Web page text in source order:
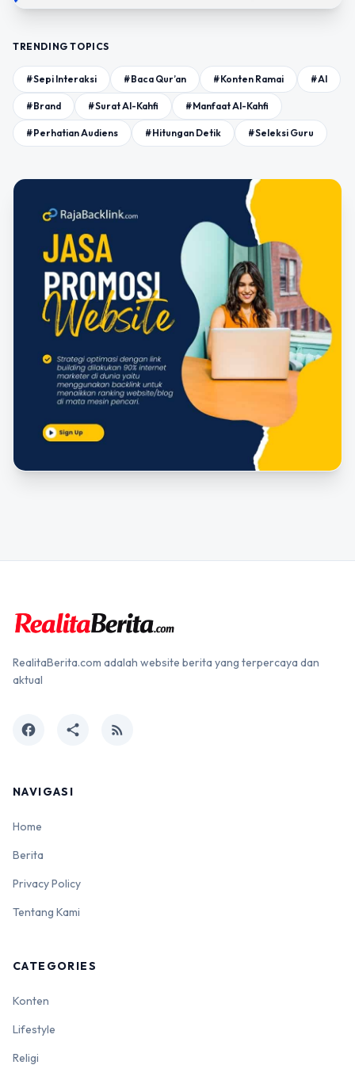
TRENDING TOPICS
#Sepi Interaksi #Baca Qur’an #Konten Ramai #AI
#Brand #Surat Al-Kahfi #Manfaat Al-Kahfi
#Perhatian Audiens #Hitungan Detik #Seleksi Guru
RealitaBerita.com adalah website berita yang terpercaya dan
aktual
facebook share rss_feed
NAVIGASI
Home
Berita
Privacy Policy
Tentang Kami
CATEGORIES
Konten
Lifestyle
Religi